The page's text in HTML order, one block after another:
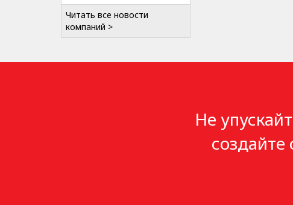
Читать все новости
компаний >
Не